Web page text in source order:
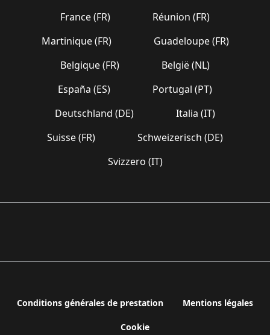
France (FR)
Réunion (FR)
Martinique (FR)
Guadeloupe (FR)
Belgique (FR)
België (NL)
España (ES)
Portugal (PT)
Deutschland (DE)
Italia (IT)
Suisse (FR)
Schweizerisch (DE)
Svizzero (IT)
Conditions générales de prestation Mentions légales
Cookie